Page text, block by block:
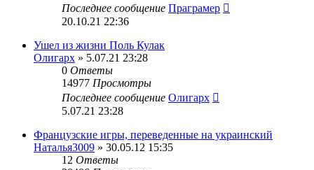
Последнее сообщение Праграмер
20.10.21 22:36
Ушел из жизни Поль Кулак
Олигарх » 5.07.21 23:28
0 Ответы
14977 Просмотры
Последнее сообщение Олигарх
5.07.21 23:28
Французские игры, переведенные на украинский
Наталья3009 » 30.05.12 15:35
12 Ответы